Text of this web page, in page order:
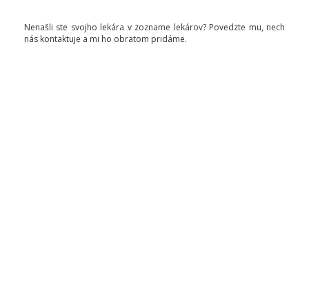
Nenašli ste svojho lekára v zozname lekárov? Povedzte mu, nech
nás kontaktuje a mi ho obratom pridáme.